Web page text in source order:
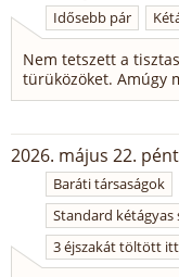
Idősebb pár
Nem tetszett a
türüközöket. Amúgy
2026. május 22.
Baráti társaságok
Standard
3 éjszakát töltött itt